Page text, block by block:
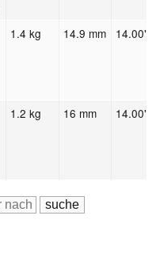
1.4 kg 14.9 mm 14.00"
1.2 kg 16 mm 14.00"